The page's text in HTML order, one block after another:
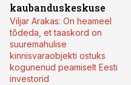
kaubanduskeskuse
Viljar Arakas: On heameel
tõdeda, et taaskord on
suuremahulise
kinnisvaraobjekti ostuks
kogunenud peamiselt Eesti
investorid